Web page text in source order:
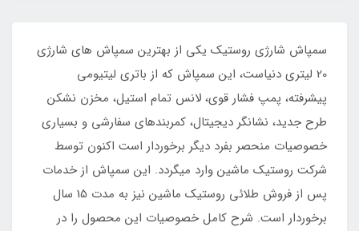
سمپاش شارژی روستیک یکی از بهترین سمپاش های شارژی
20 لیتری دنیاست، این سمپاش که از باتری لیتیومی
پیشرفته، پمپ فشار قوی، لانس تمام استیل، مخزن نشکن
طرح جدید، نشانگر دیجیتال، کمربندهای سفارشی و بسیاری
خصوصیات منحصر بفرد دیگر برخوردار است اکنون توسط
شرکت روستیک ماشین وارد میگردد. این سمپاش از خدمات
پس از فروش طلائی روستیک ماشین نیز به مدت 15 سال
برخوردار است. شرح کامل خصوصیات این محصول را در